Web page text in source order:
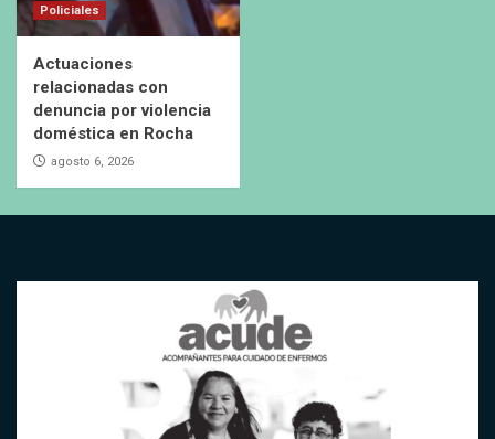
Policiales
Actuaciones
relacionadas con
denuncia por violencia
doméstica en Rocha
agosto 6, 2026